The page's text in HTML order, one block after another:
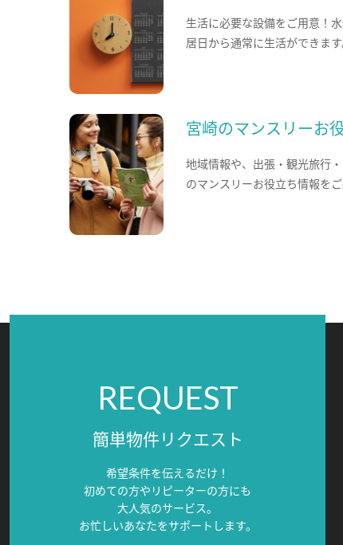
生活に必要な設備をご用意！
居日から通常に生活ができます
宮崎のマンスリーお
地域情報や、出張・観光旅行
のマンスリーお役立ち情報をご
REQUEST
簡単物件リクエスト
希望条件を伝えるだけ！
初めての方やリピーターの方にも
大人気のサービス。
お忙しいあなたをサポートします。